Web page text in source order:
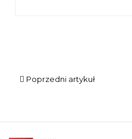
Poprzedni artykuł